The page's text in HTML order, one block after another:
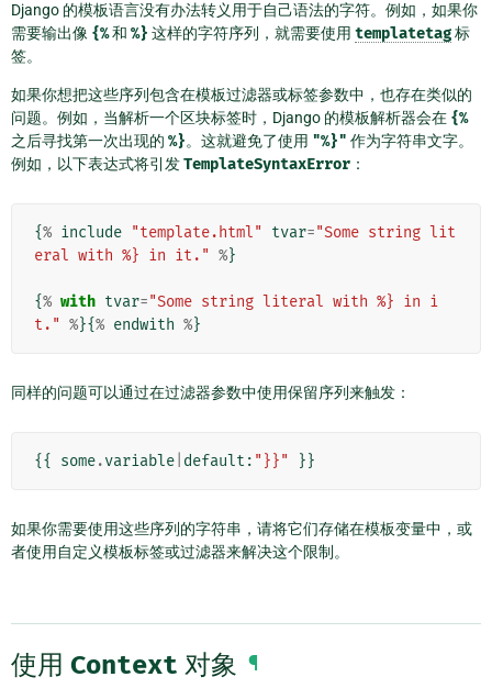
Django 的模板语言没有办法转义用于自己语法的字符。例如，如果你
需要输出像 {%和 %} 这样的字符序列，就需要使用 templatetag标
签。
如果你想把这些序列包含在模板过滤器或标签参数中，也存在类似的
问题。例如，当解析一个区块标签时，Django 的模板解析器会在 {%
之后寻找第一次出现的 %}。这就避免了使用 "%}" 作为字符串文字。
例如，以下表达式将引发TemplateSyntaxError ：
{% include "template.html" tvar="Some string lit
eral with %} in it." %}
{% with tvar="Some string literal with %} in i
t." %}{% endwith %}
同样的问题可以通过在过滤器参数中使用保留序列来触发：
{{ some.variable default : "}}" }}
如果你需要使用这些序列的字符串，请将它们存储在模板变量中，或
者使用自定义模板标签或过滤器来解决这个限制。
使用 Context 对象 ¶